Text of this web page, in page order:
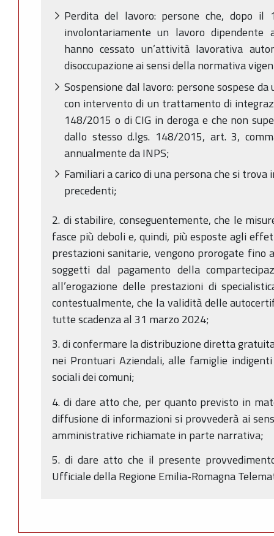
Perdita del lavoro: persone che, dopo
involontariamente un lavoro
hanno cessato un’attività lavorativa
disoccupazione ai sensi della normativa
Sospensione dal lavoro: persone sospese
con intervento di un trattamento di
148/2015 o di CIG in deroga e che non
dallo stesso d.lgs. 148/2015, art. 3,
annualmente da INPS;
Familiari a carico di una persona che si trova
precedenti;
2. di stabilire, conseguentemente, che le
fasce più deboli e, quindi, più esposte agli
prestazioni sanitarie, vengono prorogate fino
soggetti dal pagamento della
all’erogazione delle prestazioni di
contestualmente, che la validità delle
tutte scadenza al 31 marzo 2024;
3. di confermare la distribuzione diretta
nei Prontuari Aziendali, alle famiglie
sociali dei comuni;
4. di dare atto che, per quanto previsto in
diffusione di informazioni si provvederà ai
amministrative richiamate in parte narrativa;
5. di dare atto che il presente
Ufficiale della Regione Emilia-Romagna